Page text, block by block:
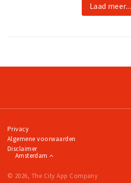
Laad meer...
Privacy
Algemene voorwaarden
Disclaimer
Amsterdam
© 2026, The City App Company